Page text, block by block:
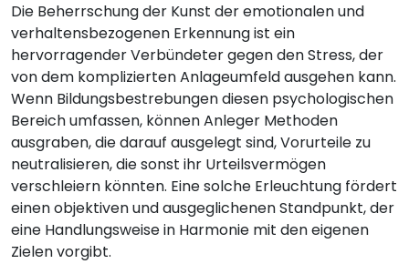
Die Beherrschung der Kunst der emotionalen und
verhaltensbezogenen Erkennung ist ein
hervorragender Verbündeter gegen den Stress, der
von dem komplizierten Anlageumfeld ausgehen kann.
Wenn Bildungsbestrebungen diesen psychologischen
Bereich umfassen, können Anleger Methoden
ausgraben, die darauf ausgelegt sind, Vorurteile zu
neutralisieren, die sonst ihr Urteilsvermögen
verschleiern könnten. Eine solche Erleuchtung fördert
einen objektiven und ausgeglichenen Standpunkt, der
eine Handlungsweise in Harmonie mit den eigenen
Zielen vorgibt.